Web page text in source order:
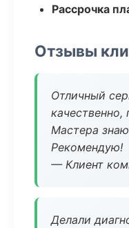
Рассрочка
Отзывы
Отличный
качественно,
Мастера
Рекомендую!
— Клиент
Делали